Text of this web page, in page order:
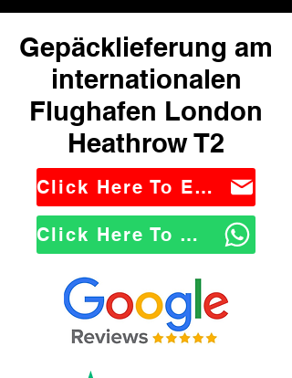
Gepäcklieferung am
internationalen
Flughafen London
Heathrow T2
Click Here To Email Us
Click Here To WhatsApp Us